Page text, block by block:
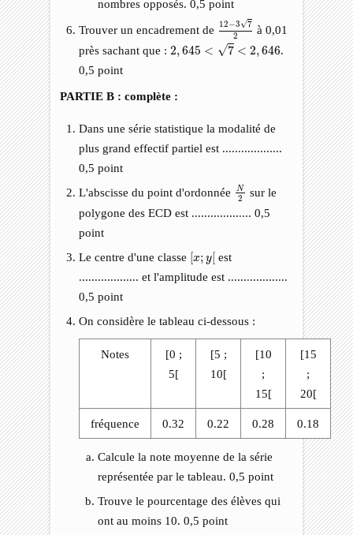
nombres opposés. 0,5 point
Trouver un encadrement de
12−3√7
2
12 −3 72
à 0,01
près sachant que :2,645 < √7 < 2,646
,646
.
0,5 point
PARTIE B : complète :
Dans une série statistique la modalité de
plus grand effectif partiel est ...................
0,5 point
L'abscisse du point d'ordonnée
N
2
N2
sur le
polygone des ECD est ................... 0,5
point
Le centre d'une classe [x; y[
[ [ est
................... et l'amplitude est ...................
0,5 point
On considère le tableau ci-dessous :
Notes
[0 ;
5[
[5 ;
10[
[10
;
15[
[15
;
20[
fréquence 0.32 0.22 0.28 0.18
Calcule la note moyenne de la série
représentée par le tableau. 0,5 point
Trouve le pourcentage des élèves qui
ont au moins 10. 0,5 point